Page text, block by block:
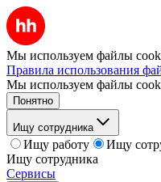
Мы используем файлы
Правила использования
Мы используем файлы
Понятно
Ищу сотрудника
Ищу работу
Ищу
Ищу сотрудника
Сервисы